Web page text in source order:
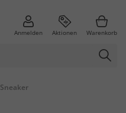
Anmelden Aktionen Warenkorb
Sneaker